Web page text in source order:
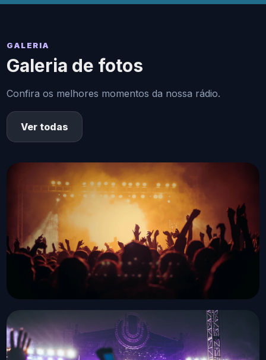
GALERIA
Galeria de fotos
Confira os melhores momentos da nossa rádio.
Ver todas